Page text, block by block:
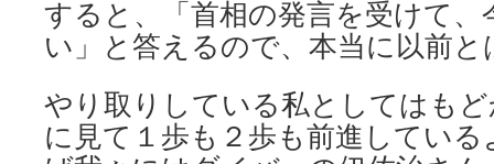
すると、「首相の発言を受けて
い」と答えるので、本当に以前
やり取りしている私としてはも
に見て１歩も２歩も前進してい